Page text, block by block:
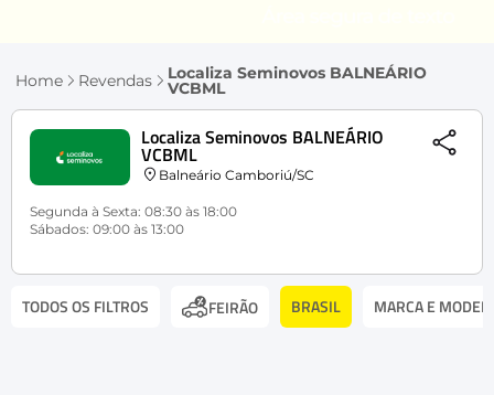
Home Revendas Localiza Seminovos BALNEÁRIO
VCBML
Localiza Seminovos BALNEÁRIO
VCBML
Balneário Camboriú/SC
Segunda à Sexta: 08:30 às 18:00
Sábados: 09:00 às 13:00
TODOS OS FILTROS FEIRÃO BRASIL MARCA E